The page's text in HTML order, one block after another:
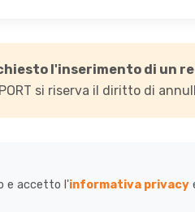
l'inserimento di un
si riserva il diritto di
e accetto l'informativa privacy